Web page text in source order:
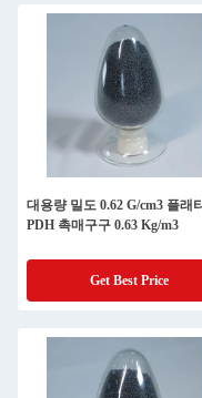
대용량 밀도 0.62 G/cm3 플래
PDH 촉매구구 0.63 Kg/m3
Get Best Price